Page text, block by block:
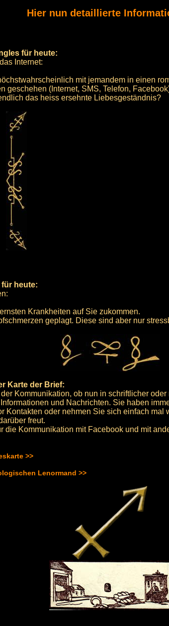
Hier nun detaillierte
für heute:
Internet:
mit jemandem in einen
geschehen (Internet, SMS, Telefon,
das heiss ersehnte Liebesgeständnis?
für heute:
Krankheiten auf Sie zukommen.
geplagt. Diese sind aber nur
Karte der Brief:
Kommunikation, ob nun in schriftlicher
und Nachrichten. Sie haben
Kontakten oder nehmen Sie sich einfach mal
freut.
die Kommunikation mit Facebook und mit
>>
Lenormand >>